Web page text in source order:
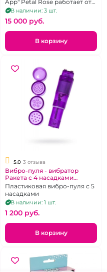
App" Petal Rose работает от
приложения Magic Kegel
В наличии: 3 шт.
15 000 pуб.
В корзину
5.0 3 отзыва
Вибро-пуля - вибратор
Ракета с 4 насадками
"Erotist"
Пластиковая вибро-пуля с 5
насадками
В наличии: 1 шт.
1 200 pуб.
В корзину